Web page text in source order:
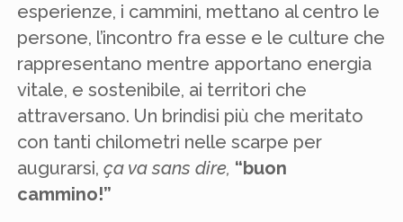
esperienze, i cammini, mettano al centro le
persone, l’incontro fra esse e le culture che
rappresentano mentre apportano energia
vitale, e sostenibile, ai territori che
attraversano. Un brindisi più che meritato
con tanti chilometri nelle scarpe per
augurarsi,ça va sans dire, “buon
cammino!”